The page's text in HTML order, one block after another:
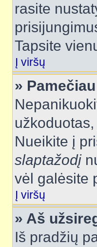
rasite
Tapsite
Į viršų
»
Nueikite į
slaptažodį
vėl galėsite
Į viršų
» Aš
Iš pradžių